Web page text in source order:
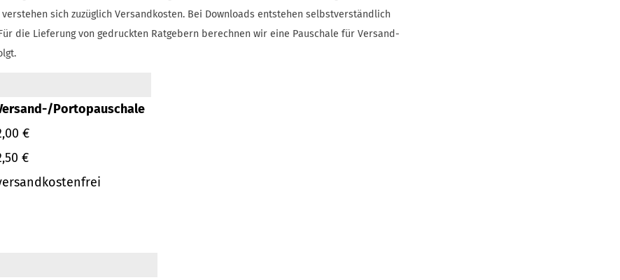
sich zuzüglich Versandkosten. Bei Downloads entstehen selbstverständlich
die Lieferung von gedruckten Ratgebern berechnen wir eine Pauschale für Versand-
Portopauschale
€
€